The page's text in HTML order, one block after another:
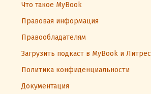
Что такое MyBook
Правовая информация
Правообладателям
Загрузить подкаст в MyBook и Литрес
Политика конфиденциальности
Документация